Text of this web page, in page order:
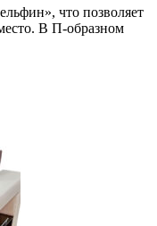
что позволяет
В П-образном